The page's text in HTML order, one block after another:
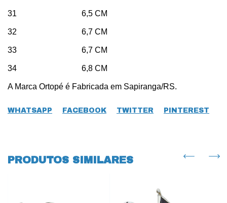
31 6,5 CM
32 6,7 CM
33 6,7 CM
34 6,8 CM
A Marca Ortopé é Fabricada em Sapiranga/RS.
WHATSAPP FACEBOOK TWITTER PINTEREST
PRODUTOS SIMILARES